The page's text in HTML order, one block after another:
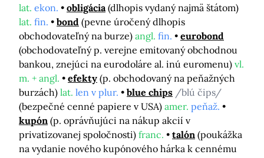
lat. ekon. obligácia (dlhopis vydaný najmä štátom)
lat. fin. bond (pevne úročený dlhopis
obchodovateľný na burze) angl. fin.
eurobond
(obchodovateľný p. verejne emitovaný obchodnou
bankou, znejúci na eurodoláre al. inú euromenu) vl.
m. + angl.
efekty (p. obchodovaný na peňažných
burzách) lat. len v plur. blue chips /blú čips/
(bezpečné cenné papiere v USA) amer. peňaž.
kupón (p. oprávňujúci na nákup akcií v
privatizovanej spoločnosti) franc. talón (poukážka
na vydanie nového kupónového hárka k cennému